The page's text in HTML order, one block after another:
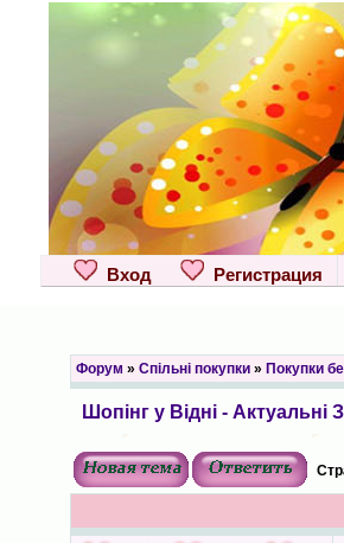
Вход Регистрация
Форум » Спільні покупки» Покупки
Шопінг у Відні -